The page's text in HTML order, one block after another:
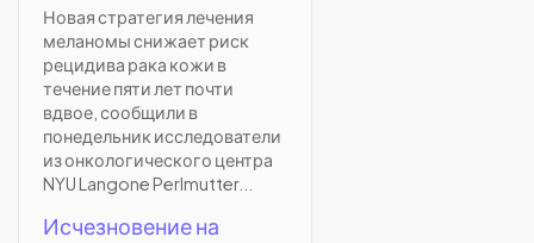
Новая стратегия лечения
меланомы снижает риск
рецидива рака кожи в
течение пяти лет почти
вдвое, сообщили в
понедельник исследователи
из онкологического центра
NYU Langone Perlmutter...
Исчезновение на